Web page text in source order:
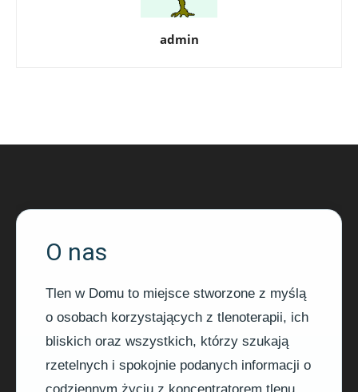
admin
O nas
Tlen w Domu to miejsce stworzone z myślą
o osobach korzystających z tlenoterapii, ich
bliskich oraz wszystkich, którzy szukają
rzetelnych i spokojnie podanych informacji o
codziennym życiu z koncentratorem tlenu.